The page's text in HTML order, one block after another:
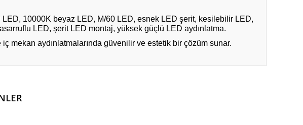
10000K beyaz LED, M/60 LED, esnek LED şerit, kesilebilir LED,
LED, şerit LED montaj, yüksek güçlü LED aydınlatma.
mekan aydınlatmalarında güvenilir ve estetik bir çözüm sunar.